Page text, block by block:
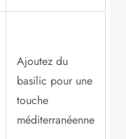
Ajoutez du
basilic pour une
touche
méditerranéenne